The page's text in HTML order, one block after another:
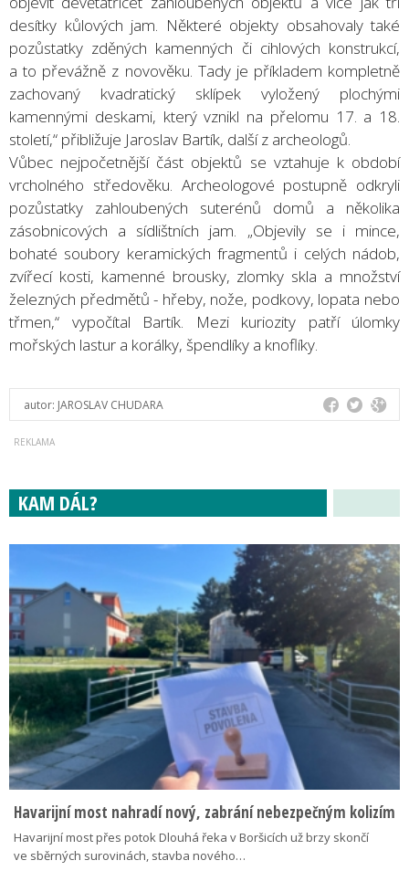
desítky kůlových jam. Některé objekty obsahovaly také
pozůstatky zděných kamenných či cihlových konstrukcí,
a to převážně z novověku. Tady je příkladem kompletně
zachovaný kvadratický sklípek vyložený plochými
kamennými deskami, který vznikl na přelomu 17. a 18.
století,“ přibližuje Jaroslav Bartík, další z archeologů.
Vůbec nejpočetnější část objektů se vztahuje k období
vrcholného středověku. Archeologové postupně odkryli
pozůstatky zahloubených suterénů domů a několika
zásobnicových a sídlištních jam. „Objevily se i mince,
bohaté soubory keramických fragmentů i celých nádob,
zvířecí kosti, kamenné brousky, zlomky skla a množství
železných předmětů - hřeby, nože, podkovy, lopata nebo
třmen,“ vypočítal Bartík. Mezi kuriozity patří úlomky
mořských lastur a korálky, špendlíky a knoflíky.
autor: JAROSLAV CHUDARA
KAM DÁL?
Havarijní most nahradí nový, zabrání nebezpečným kolizím
Havarijní most přes potok Dlouhá řeka v Boršicích už brzy skončí
ve sběrných surovinách, stavba nového…